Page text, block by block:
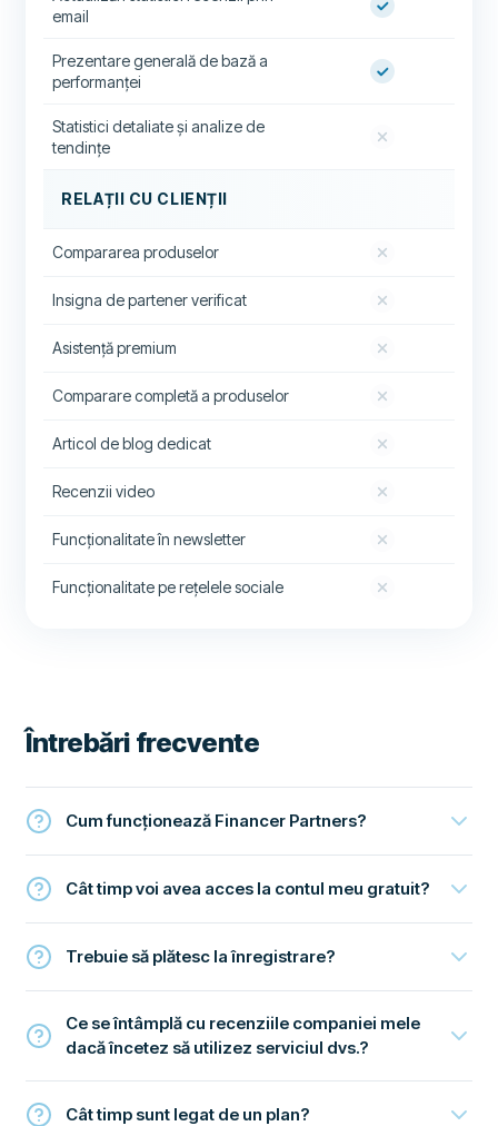
email
Prezentare generală de bază a
performanței
Statistici detaliate și analize de
tendințe
RELAȚII CU CLIENȚII
Compararea produselor
Insigna de partener verificat
Asistență premium
Comparare completă a produselor
Articol de blog dedicat
Recenzii video
Funcționalitate în newsletter
Funcționalitate pe rețelele sociale
Întrebări frecvente
Cum funcționează Financer Partners?
Cât timp voi avea acces la contul meu gratuit?
Trebuie să plătesc la înregistrare?
Ce se întâmplă cu recenziile companiei mele
dacă încetez să utilizez serviciul dvs.?
Cât timp sunt legat de un plan?